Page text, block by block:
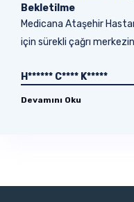
Bekletilme
Medicana Ataşehir
için sürekli çağrı
H****** C**** K*****
Devamını Oku